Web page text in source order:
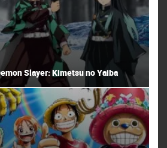
Slayer: Kimetsu no Yaiba